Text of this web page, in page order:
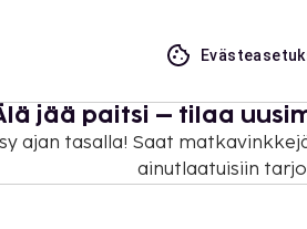
jää paitsi – tilaa
ajan tasalla! Saat
ainutlaatuisiin